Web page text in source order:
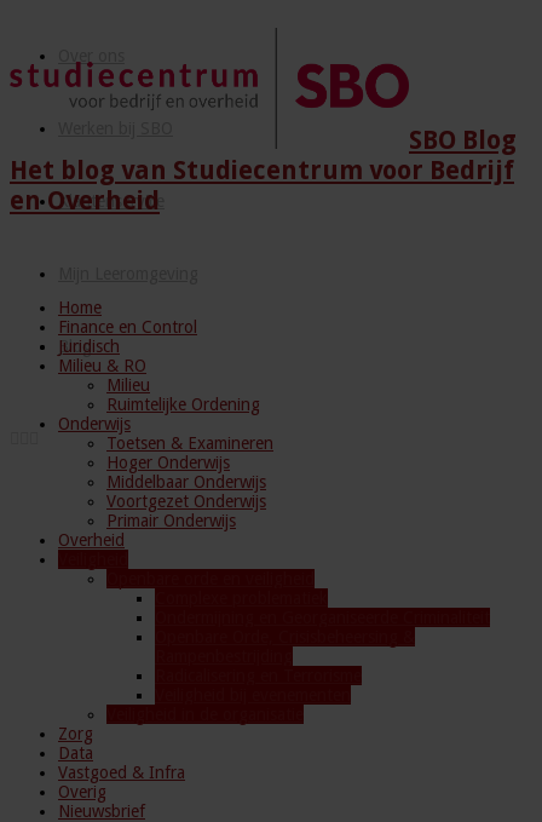
Klantenservice
Blog
SBO Blog
Het blog van Studiecentrum voor Bedrijf
en Overheid
Home
Finance en Control
Juridisch
Milieu & RO
Milieu
Ruimtelijke Ordening
Onderwijs
Toetsen & Examineren
Hoger Onderwijs
Middelbaar Onderwijs
Voortgezet Onderwijs
Primair Onderwijs
Overheid
Zorg
Data
Vastgoed & Infra
Overig
Nieuwsbrief